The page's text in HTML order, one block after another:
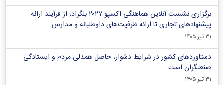
برگزاری نشست آنلاین هماهنگی اکسپو ۲۰۲۷ بلگراد؛ از فرآیند ارائه
پیشنهادهای تجاری تا ارائه ظرفیت‌های داوطلبانه و مدارس
۳۱ تیر ۱۴۰۵
دستاوردهای کشور در شرایط دشوار، حاصل همدلی مردم و ایستادگی
صنعتگران است
۳۱ تیر ۱۴۰۵